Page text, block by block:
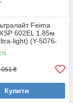
Feima
602EL 1.85м
light) (Y-5076-
051 ₴
Купити